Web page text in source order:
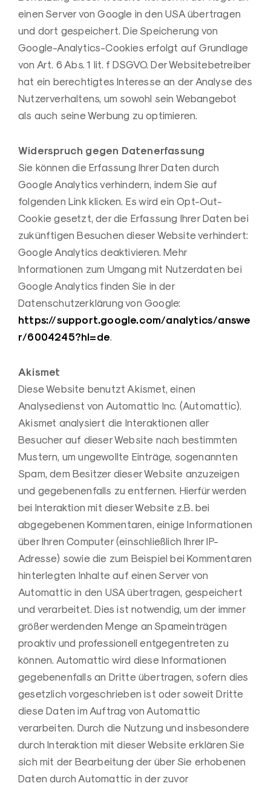
einen Server von Google in den USA übertragen
und dort gespeichert. Die Speicherung von
Google-Analytics-Cookies erfolgt auf Grundlage
von Art. 6 Abs. 1 lit. f DSGVO. Der Websitebetreiber
hat ein berechtigtes Interesse an der Analyse des
Nutzerverhaltens, um sowohl sein Webangebot
als auch seine Werbung zu optimieren.
Widerspruch gegen Datenerfassung
Sie können die Erfassung Ihrer Daten durch
Google Analytics verhindern, indem Sie auf
folgenden Link klicken. Es wird ein Opt-Out-
Cookie gesetzt, der die Erfassung Ihrer Daten bei
zukünftigen Besuchen dieser Website verhindert:
Google Analytics deaktivieren. Mehr
Informationen zum Umgang mit Nutzerdaten bei
Google Analytics finden Sie in der
Datenschutzerklärung von Google:
https://support.google.com/analytics/answe
r/6004245?hl=de.
Akismet
Diese Website benutzt Akismet, einen
Analysedienst von Automattic Inc. (Automattic).
Akismet analysiert die Interaktionen aller
Besucher auf dieser Website nach bestimmten
Mustern, um ungewollte Einträge, sogenannten
Spam, dem Besitzer dieser Website anzuzeigen
und gegebenenfalls zu entfernen. Hierfür werden
bei Interaktion mit dieser Website z.B. bei
abgegebenen Kommentaren, einige Informationen
über Ihren Computer (einschließlich Ihrer IP-
Adresse) sowie die zum Beispiel bei Kommentaren
hinterlegten Inhalte auf einen Server von
Automattic in den USA übertragen, gespeichert
und verarbeitet. Dies ist notwendig, um der immer
größer werdenden Menge an Spameinträgen
proaktiv und professionell entgegentreten zu
können. Automattic wird diese Informationen
gegebenenfalls an Dritte übertragen, sofern dies
gesetzlich vorgeschrieben ist oder soweit Dritte
diese Daten im Auftrag von Automattic
verarbeiten. Durch die Nutzung und insbesondere
durch Interaktion mit dieser Website erklären Sie
sich mit der Bearbeitung der über Sie erhobenen
Daten durch Automattic in der zuvor